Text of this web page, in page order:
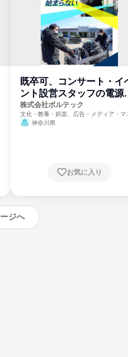
既卒可、コンサート・イ
ント設営スタッフの電源
門
株式会社ボルテック
文化・教養・娯楽、広告・メディア・マ
ミ、電力・ガス・水道・エネルギー
神奈川県
お気に入り
ジへ